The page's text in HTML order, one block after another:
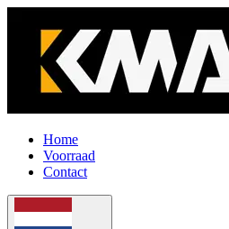
Home
Voorraad
Contact